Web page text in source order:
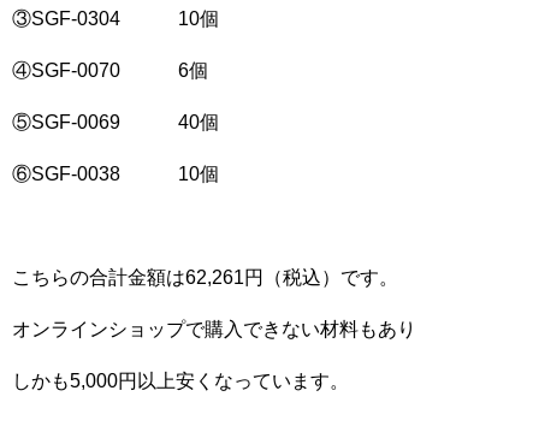
③SGF-0304 10個
④SGF-0070 6個
⑤SGF-0069 40個
⑥SGF-0038 10個
こちらの合計金額は62,261円（税込）です。
オンラインショップで購入できない材料もあり
しかも5,000円以上安くなっています。